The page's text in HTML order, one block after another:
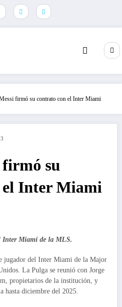
firmó su contrato con el Inter Miami
su
el Inter Miami
Inter Miami de la MLS.
jugador del Inter Miami de la Major
La Pulga se reunió con Jorge
propietarios de la institución, y
hasta diciembre del 2025.